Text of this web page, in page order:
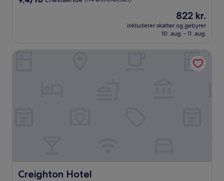
anmeldelser)
Prisen
er
822 kr.
822 kr.
inkluderer skatter og gebyrer
10. aug. - 11. aug.
Creighton Hotel
Creighton Hotel